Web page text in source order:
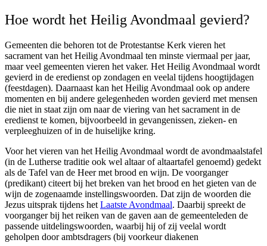
Hoe wordt het Heilig Avondmaal gevierd?
Gemeenten die behoren tot de Protestantse Kerk vieren het
sacrament van het Heilig Avondmaal ten minste viermaal per jaar,
maar veel gemeenten vieren het vaker. Het Heilig Avondmaal wordt
gevierd in de eredienst op zondagen en veelal tijdens hoogtijdagen
(feestdagen). Daarnaast kan het Heilig Avondmaal ook op andere
momenten en bij andere gelegenheden worden gevierd met mensen
die niet in staat zijn om naar de viering van het sacrament in de
eredienst te komen, bijvoorbeeld in gevangenissen, zieken- en
verpleeghuizen of in de huiselijke kring.
Voor het vieren van het Heilig Avondmaal wordt de avondmaalstafel
(in de Lutherse traditie ook wel altaar of altaartafel genoemd) gedekt
als de Tafel van de Heer met brood en wijn. De voorganger
(predikant) citeert bij het breken van het brood en het gieten van de
wijn de zogenaamde instellingswoorden. Dat zijn de woorden die
Jezus uitsprak tijdens het Laatste Avondmaal. Daarbij spreekt de
voorganger bij het reiken van de gaven aan de gemeenteleden de
passende uitdelingswoorden, waarbij hij of zij veelal wordt
geholpen door ambtsdragers (bij voorkeurdiakenen